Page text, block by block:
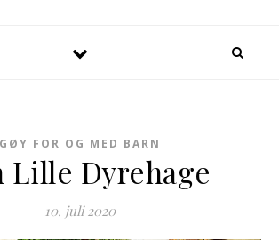
GØY FOR OG MED BARN
Lille Dyrehage
10. juli 2020